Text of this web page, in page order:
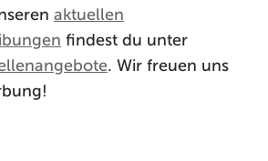
aktuellen
findest du unter
. Wir freuen uns